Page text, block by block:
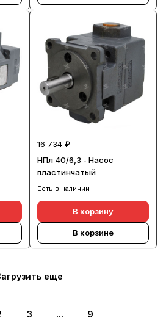
16 734 ₽
НПл 40/6,3 - Насос
пластинчатый
Есть в наличии
В корзину
В корзине
еще
3 ... 9